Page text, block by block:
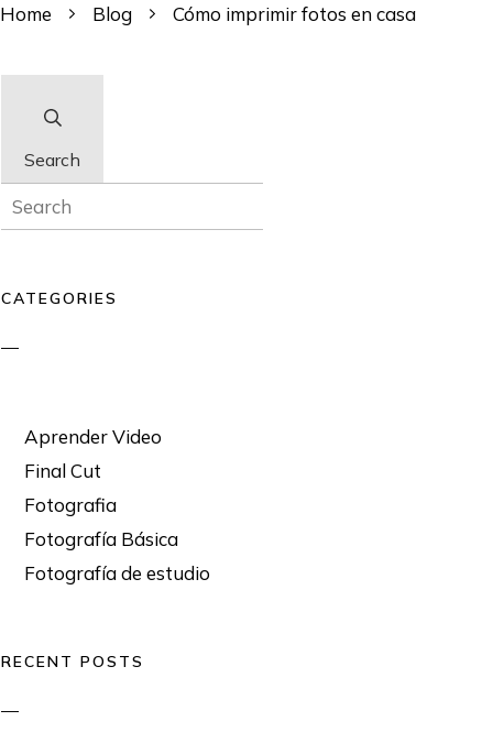
Home Blog Cómo imprimir fotos en casa
Search
CATEGORIES
Aprender Video
Final Cut
Fotografia
Fotografía Básica
Fotografía de estudio
RECENT POSTS